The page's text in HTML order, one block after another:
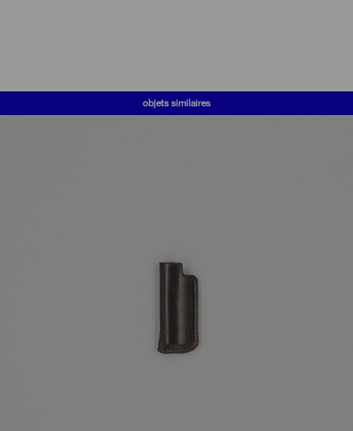
objets similaires